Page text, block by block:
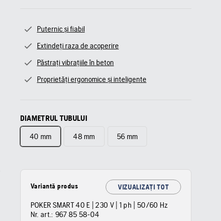
Puternic și fiabil
Extindeți raza de acoperire
Păstrați vibrațiile în beton
Proprietăți ergonomice și inteligente
DIAMETRUL TUBULUI
40 mm
48 mm 56 mm
Variantă produs VIZUALIZAȚI TOT
POKER SMART 40 E | 230 V | 1 ph | 50/60 Hz
Nr. art.: 967 85 58‑04